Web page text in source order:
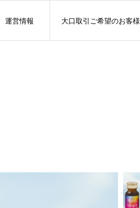
運営情報 大口取引ご希望のお客様